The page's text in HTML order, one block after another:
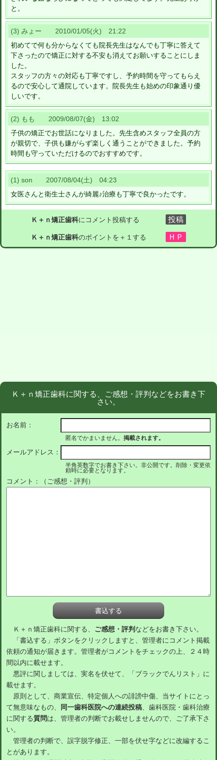
と。
(3) みょー 2010/01/05(火) 21:22
初めてで何も分からなくても院長先生はなんでも丁寧に答えて
下さったので矯正に対する不安も消えてお願いすることにしま
した。
スタッフの方々の対応も丁寧ですし、予約時間を守ってもらえ
るので安心して通院しています。院長先生も始めの印象通り優
しいです。
(2) もも 2009/08/07(金) 13:02
子供の矯正でお世話になりました。先生含めスタッフ全員の方
が親切で、子供も嫌がらず楽しく通うことができました。予約
時間も守っていただけるのでおすすめです。
(1) son 2007/08/04(土) 04:23
女医さんと衛生士さんが綺麗♪治療も丁寧で良かったです。
Ｋ＋ｎ矯正歯科にコメント投稿する
Ｋ＋ｎ矯正歯科のポイントを＋１する
Ｋ＋ｎ矯正歯科に関する、ご感想・評判などをお書き下
さい。
お名前：
匿名でかまいません。 掲載されます。
メールアドレス：
半角英数字でお書き下さい。非公開です。削除・変更依
頼時に必要となります。
コメント：（ご感想・評判）
Ｋ＋ｎ矯正歯科に関する、 ご感想・評判 などをお書き下さい。
「書込する」ボタンをクリックしますと、管理者にコメント掲載
依頼の通知が届きます。管理者がコメントをチェックの上、２４時
間以内に載せます。
悪評に関しましては、実名を伏せて、「ブラックでんリスト」に
載せます。
原則として、商業宣伝、特定個人への誹謗中傷、当サイトにとっ
て無意味なもの、
同一歯科医院への連続投稿、歯科医院・歯科治療
に関する質問は、管理者の判断でお載せしませんので、ご了承下さ
い。
管理者の判断で、誤字脱字修正、一部を伏せ字などに改編するこ
とがあります。